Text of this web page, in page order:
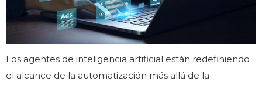
Los agentes de inteligencia artificial están redefiniendo
el alcance de la automatización más allá de la